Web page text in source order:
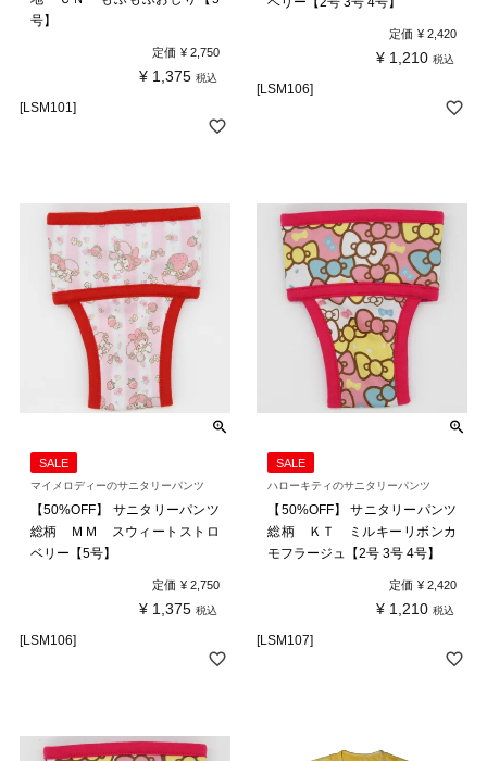
号】
定価 ¥ 2,750
¥ 1,375 税込
[LSM101]
定価 ¥ 2,420
¥ 1,210 税込
[LSM106]
SALE
マイメロディーのサニタリーパンツ
【50%OFF】 サニタリーパンツ
総柄 ＭＭ スウィートストロ
ベリー【5号】
定価 ¥ 2,750
¥ 1,375 税込
[LSM106]
SALE
ハローキティのサニタリーパンツ
【50%OFF】 サニタリーパンツ
総柄 ＫＴ ミルキーリボンカ
モフラージュ【2号 3号 4号】
定価 ¥ 2,420
¥ 1,210 税込
[LSM107]